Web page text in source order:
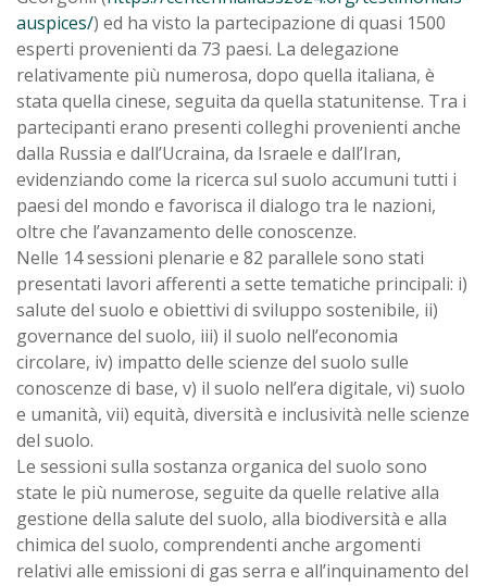
auspices/) ed ha visto la partecipazione di quasi 1500
esperti provenienti da 73 paesi. La delegazione
relativamente più numerosa, dopo quella italiana, è
stata quella cinese, seguita da quella statunitense. Tra i
partecipanti erano presenti colleghi provenienti anche
dalla Russia e dall’Ucraina, da Israele e dall’Iran,
evidenziando come la ricerca sul suolo accumuni tutti i
paesi del mondo e favorisca il dialogo tra le nazioni,
oltre che l’avanzamento delle conoscenze.
Nelle 14 sessioni plenarie e 82 parallele sono stati
presentati lavori afferenti a sette tematiche principali: i)
salute del suolo e obiettivi di sviluppo sostenibile, ii)
governance del suolo, iii) il suolo nell’economia
circolare, iv) impatto delle scienze del suolo sulle
conoscenze di base, v) il suolo nell’era digitale, vi) suolo
e umanità, vii) equità, diversità e inclusività nelle scienze
del suolo.
Le sessioni sulla sostanza organica del suolo sono
state le più numerose, seguite da quelle relative alla
gestione della salute del suolo, alla biodiversità e alla
chimica del suolo, comprendenti anche argomenti
relativi alle emissioni di gas serra e all’inquinamento del